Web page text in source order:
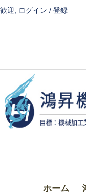
歓迎, ログイン / 登録
ホーム